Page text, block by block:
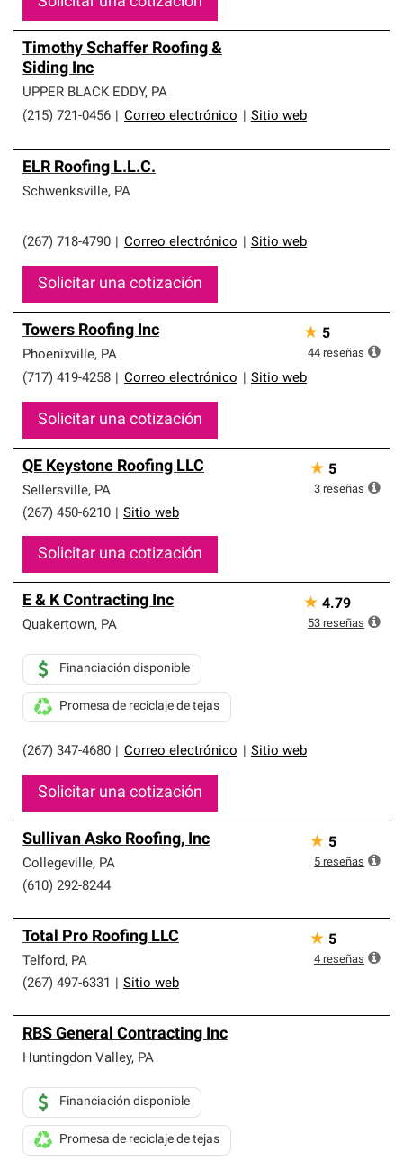
Timothy Schaffer Roofing &
Siding Inc
UPPER BLACK EDDY, PA
(215) 721-0456
Correo electrónico Sitio web
ELR Roofing L.L.C.
Schwenksville, PA
(267) 718-4790 Correo electrónico Sitio web
Solicitar una cotización
Towers Roofing Inc
Phoenixville, PA
(717) 419-4258
Correo electrónico Sitio web
Solicitar una cotización
★ 5
44 reseñas
QE Keystone Roofing LLC
Sellersville, PA
(267) 450-6210
Sitio web
Solicitar una cotización
★ 5
3 reseñas
E & K Contracting Inc
Quakertown, PA
(267) 347-4680 Correo electrónico Sitio web
Financiación disponible
Promesa de reciclaje de tejas
Solicitar una cotización
★ 4.79
53 reseñas
Sullivan Asko Roofing, Inc
Collegeville, PA
(610) 292-8244
★ 5
5 reseñas
Total Pro Roofing LLC
Telford, PA
(267) 497-6331
Sitio web
★ 5
4 reseñas
RBS General Contracting Inc
Huntingdon Valley, PA
Financiación disponible
Promesa de reciclaje de tejas